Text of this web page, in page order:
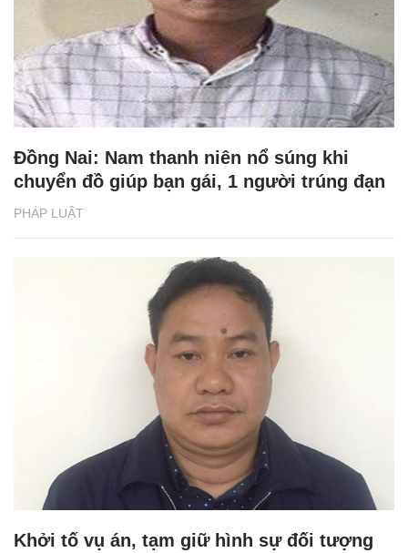
PHÁP LUẬT
Đồng Nai: Nam thanh niên nổ súng khi
chuyển đồ giúp bạn gái, 1 người trúng đạn
Khởi tố vụ án, tạm giữ hình sự đối tượng